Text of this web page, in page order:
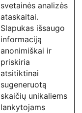
svetainės analizės
ataskaitai.
Slapukas išsaugo
informaciją
anonimiškai ir
priskiria
atsitiktinai
sugeneruotą
skaičių unikaliems
lankytojams